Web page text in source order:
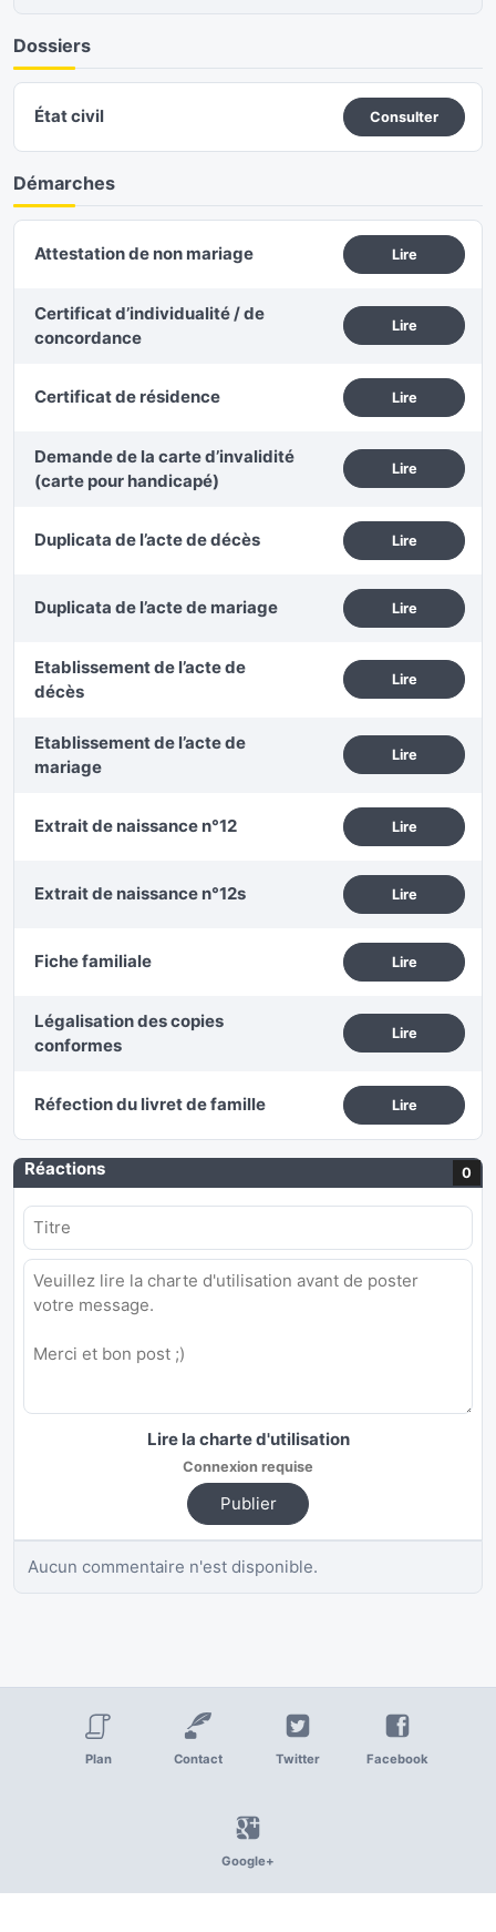
Dossiers
État civil Consulter
Démarches
Attestation de non mariage Lire
Certificat d’individualité / de
concordance
Lire
Certificat de résidence Lire
Demande de la carte d’invalidité
(carte pour handicapé)
Lire
Duplicata de l’acte de décès Lire
Duplicata de l’acte de mariage Lire
Etablissement de l’acte de
décès
Lire
Etablissement de l’acte de
mariage
Lire
Extrait de naissance n°12 Lire
Extrait de naissance n°12s Lire
Fiche familiale Lire
Légalisation des copies
conformes
Lire
Réfection du livret de famille Lire
Réactions 0
Lire la charte d'utilisation
Connexion requise
Publier
Aucun commentaire n'est disponible.
Plan Contact Twitter Facebook
Google+